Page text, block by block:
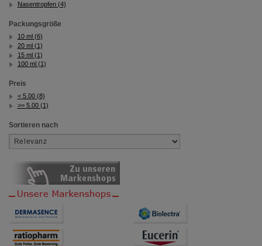
Statistik & Tracking:
unserer Website sammeln, mit deren Hilfe wir unsere
Website weiter für Sie optimieren können, den Inhalt
auf unserer Website aber auch die Werbung auf
Drittseiten möglichst relevant für Sie zu gestalten.
übertragen werden.
Nasentropfen (4)
Packungsgröße
10 ml (6)
20 ml (1)
15 ml (1)
100 ml (1)
Preis
< 5.00 (8)
>= 5.00 (1)
Sortieren nach